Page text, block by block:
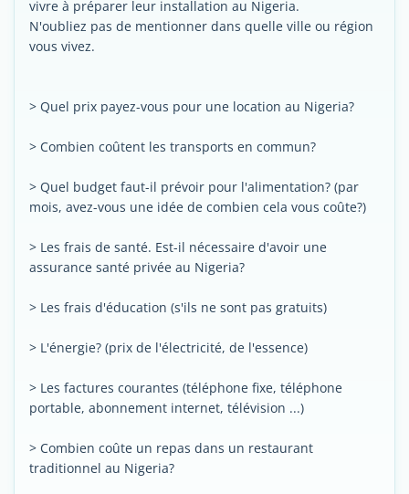
vivre à préparer leur installation au Nigeria.
N'oubliez pas de mentionner dans quelle ville ou région
vous vivez.
> Quel prix payez-vous pour une location au Nigeria?
> Combien coûtent les transports en commun?
> Quel budget faut-il prévoir pour l'alimentation? (par
mois, avez-vous une idée de combien cela vous coûte?)
> Les frais de santé. Est-il nécessaire d'avoir une
assurance santé privée au Nigeria?
> Les frais d'éducation (s'ils ne sont pas gratuits)
> L'énergie? (prix de l'électricité, de l'essence)
> Les factures courantes (téléphone fixe, téléphone
portable, abonnement internet, télévision ...)
> Combien coûte un repas dans un restaurant
traditionnel au Nigeria?